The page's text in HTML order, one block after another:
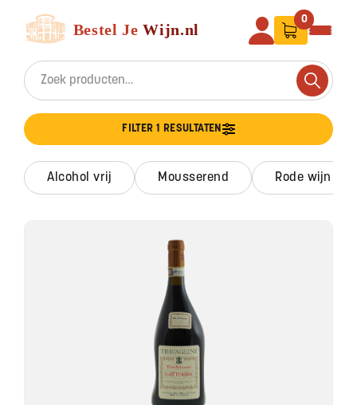
Search for:
Search
0
FILTER 1 RESULTATEN
alcohol vrij mousserend rode wijn